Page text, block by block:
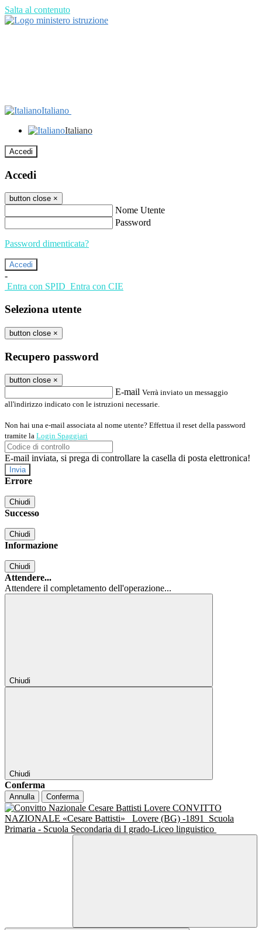
Salta al contenuto
Italiano
Italiano
Accedi
Accedi
button close ×
Nome Utente
Password
Password dimenticata?
-
Entra con SPID Entra con CIE
Seleziona utente
button close ×
Recupero password
button close ×
E-mail Verrà inviato un messaggio
all'indirizzo indicato con le istruzioni necessarie.
Non hai una e-mail associata al nome utente? Effettua il reset della password
tramite la Login Spaggiari
E-mail inviata, si prega di controllare la casella di posta elettronica!
Errore
Chiudi
Successo
Chiudi
Informazione
Chiudi
Attendere...
Attendere il completamento dell'operazione...
Chiudi
Chiudi
Conferma
Annulla Conferma
CONVITTO
NAZIONALE «Cesare Battisti»
Lovere (BG) -1891
Scuola
Primaria - Scuola Secondaria di I grado-Liceo linguistico